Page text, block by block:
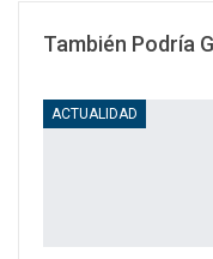
También Podría
ACTUALIDAD